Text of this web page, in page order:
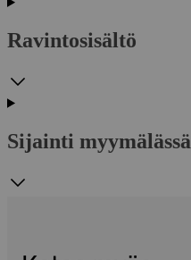
Ravintosisältö
Sijainti myymälässä